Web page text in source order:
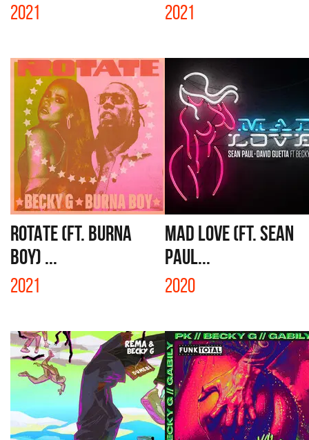
2021 2021
ROTATE (FT. BURNA
BOY) ...
2021
MAD LOVE (FT. SEAN
PAUL...
2020